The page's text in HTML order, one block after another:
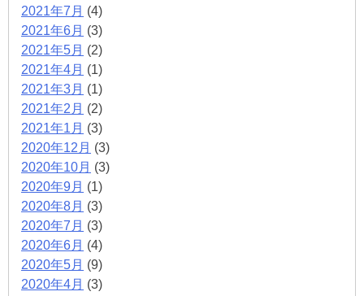
2021年7月 (4)
2021年6月 (3)
2021年5月 (2)
2021年4月 (1)
2021年3月 (1)
2021年2月 (2)
2021年1月 (3)
2020年12月 (3)
2020年10月 (3)
2020年9月 (1)
2020年8月 (3)
2020年7月 (3)
2020年6月 (4)
2020年5月 (9)
2020年4月 (3)